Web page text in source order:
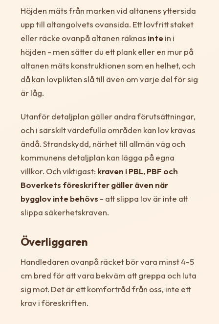
Höjden mäts från marken vid altanens yttersida
upp till altangolvets ovansida. Ett lovfritt staket
eller räcke ovanpå altanen räknas intein i
höjden - men sätter du ett plank eller en mur på
altanen mäts konstruktionen som en helhet, och
då kan lovplikten slå till även om varje del för sig
är låg.
Utanför detaljplan gäller andra förutsättningar,
och i särskilt värdefulla områden kan lov krävas
ändå. Strandskydd, närhet till allmän väg och
kommunens detaljplan kan lägga på egna
villkor. Och viktigast: kraven i PBL, PBF och
Boverkets föreskrifter gäller även när
bygglov inte behövs - att slippa lov är inte att
slippa säkerhetskraven.
Överliggaren
Handledaren ovanpå räcket bör vara minst 4-5
cm bred för att vara bekväm att greppa och luta
sig mot. Det är ett komfortråd från oss, inte ett
krav i föreskriften.